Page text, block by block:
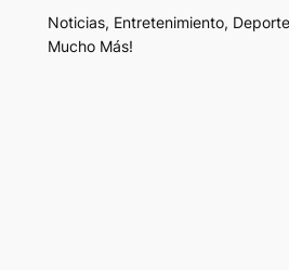
Noticias, Entretenimiento,
Mucho Más!